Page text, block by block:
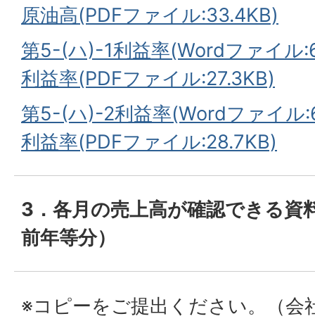
原油高(PDFファイル:33.4KB)
第5-(ハ)-1利益率(Wordファイル
利益率(PDFファイル:27.3KB)
第5-(ハ)-2利益率(Wordファイル
利益率(PDFファイル:28.7KB)
3．各月の売上高が確認できる資
前年等分）
※コピーをご提出ください。（会